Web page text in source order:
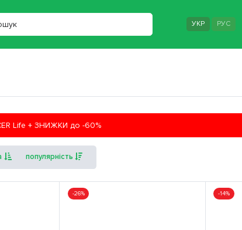
Life + ЗНИЖКИ до -60%
популярність
-26% -14%
УКР РУС